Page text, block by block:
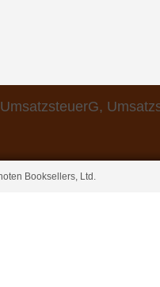
Booksellers, Ltd.